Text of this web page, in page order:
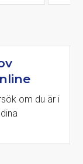
om du är i